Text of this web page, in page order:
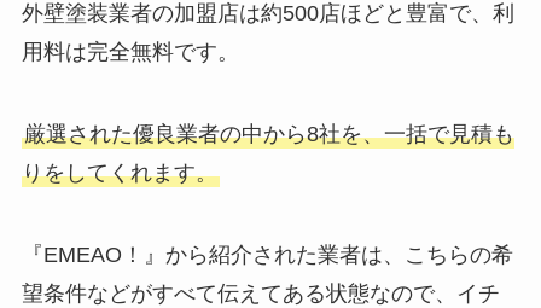
外壁塗装業者の加盟店は約500店ほどと豊富で、利
用料は完全無料です。
厳選された優良業者の中から8社を、一括で見積も
りをしてくれます。
『EMEAO！』から紹介された業者は、こちらの希
望条件などがすべて伝えてある状態なので、イチ